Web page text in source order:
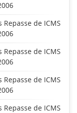
de ICMS
de ICMS
de ICMS
de ICMS